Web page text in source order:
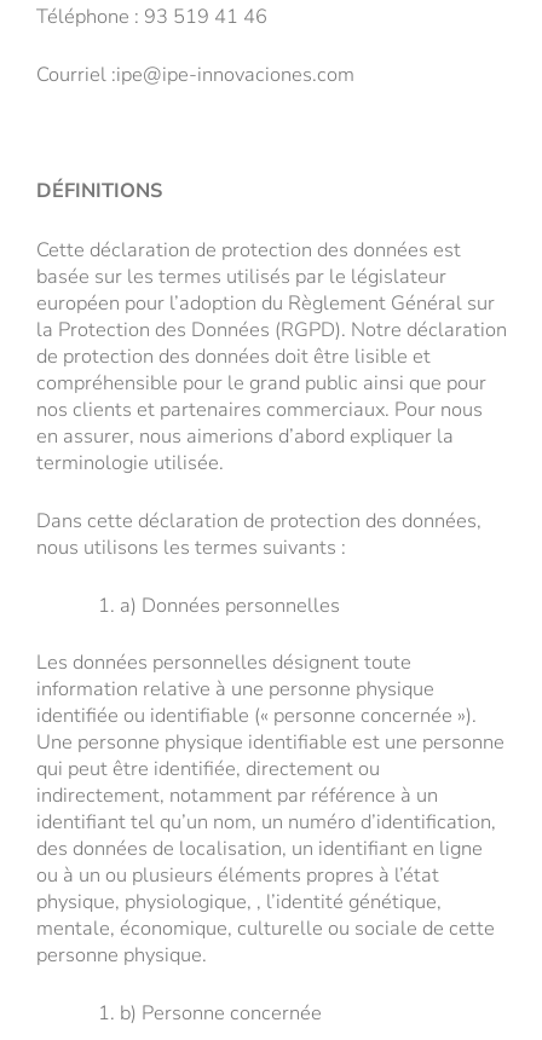
Téléphone : 93 519 41 46
Courriel :ipe@ipe-innovaciones.com
DÉFINITIONS
Cette déclaration de protection des données est
basée sur les termes utilisés par le législateur
européen pour l’adoption du Règlement Général sur
la Protection des Données (RGPD). Notre déclaration
de protection des données doit être lisible et
compréhensible pour le grand public ainsi que pour
nos clients et partenaires commerciaux. Pour nous
en assurer, nous aimerions d’abord expliquer la
terminologie utilisée.
Dans cette déclaration de protection des données,
nous utilisons les termes suivants :
a) Données personnelles
Les données personnelles désignent toute
information relative à une personne physique
identifiée ou identifiable (« personne concernée »).
Une personne physique identifiable est une personne
qui peut être identifiée, directement ou
indirectement, notamment par référence à un
identifiant tel qu’un nom, un numéro d’identification,
des données de localisation, un identifiant en ligne
ou à un ou plusieurs éléments propres à l’état
physique, physiologique, , l’identité génétique,
mentale, économique, culturelle ou sociale de cette
personne physique.
b) Personne concernée